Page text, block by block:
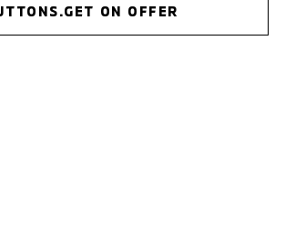
ON OFFER